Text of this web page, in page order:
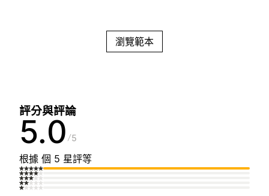
瀏覽範本
評分與評論
5.0 5
根據 個 5 星評等